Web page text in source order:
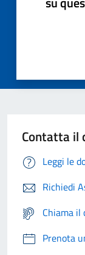
Contatta il
Leggi le
Richiedi
Chiama
Prenota